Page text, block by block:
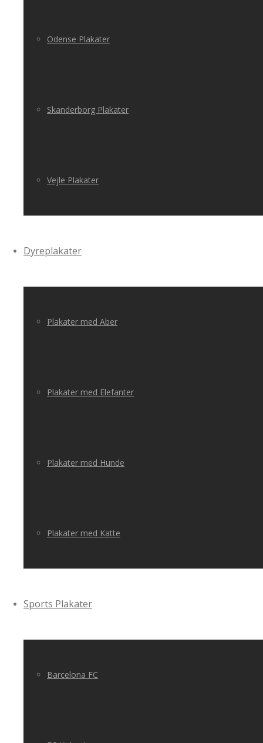
Odense Plakater
Skanderborg Plakater
Vejle Plakater
Dyreplakater
Plakater med Aber
Plakater med Elefanter
Plakater med Hunde
Plakater med Katte
Sports Plakater
Barcelona FC